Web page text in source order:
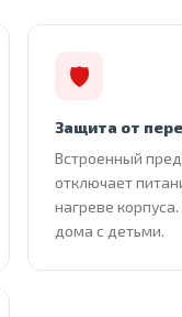
🛡
Защита от
Встроенный
отключает
нагреве
дома с детьми.